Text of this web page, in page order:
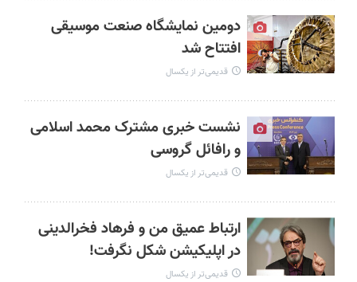
دومین نمایشگاه صنعت موسیقی
افتتاح شد
قدیمی‌تر از یکسال
نشست خبری مشترک محمد اسلامی
و رافائل گروسی
قدیمی‌تر از یکسال
ارتباط عمیق من و فرهاد فخرالدینی
در اپلیکیشن شکل نگرفت!
قدیمی‌تر از یکسال